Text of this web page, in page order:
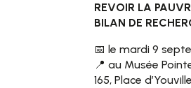
REVOIR LA
BILAN DE
📅 le mardi 9
📍 au Musée
165, Place